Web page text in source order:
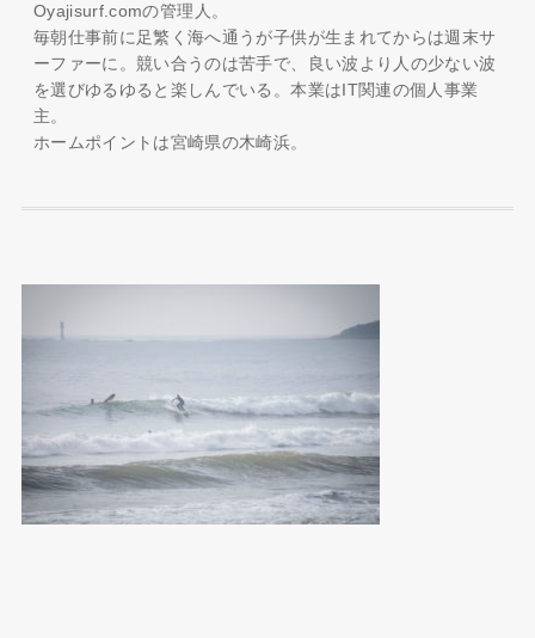
Oyajisurf.comの管理人。
毎朝仕事前に足繁く海へ通うが子供が生まれてからは週末サ
ーファーに。競い合うのは苦手で、良い波より人の少ない波
を選びゆるゆると楽しんでいる。本業はIT関連の個人事業
主。
ホームポイントは宮崎県の木崎浜。